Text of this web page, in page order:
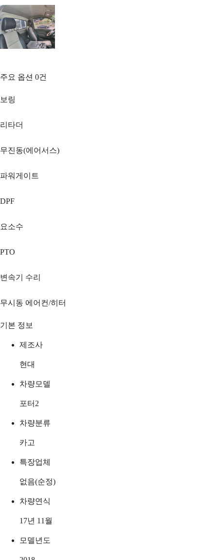
주요 옵션 0건
보링
리타더
무진동(에어서스)
파워게이트
DPF
요소수
PTO
변속기 수리
무시동 에어컨/히터
기본 정보
제조사
현대
차량모델
포터2
차량분류
카고
특장업체
없음(순정)
차량연식
17년 11월
모델년도